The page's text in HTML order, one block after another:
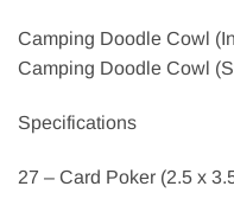
Camping Doodle Cowl
Camping Doodle Cowl
Specifications
27 – Card Poker (2.5 x